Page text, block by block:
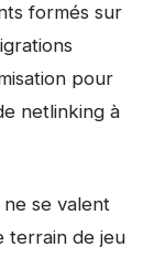
formés sur
pour
netlinking à
se valent
terrain de jeu